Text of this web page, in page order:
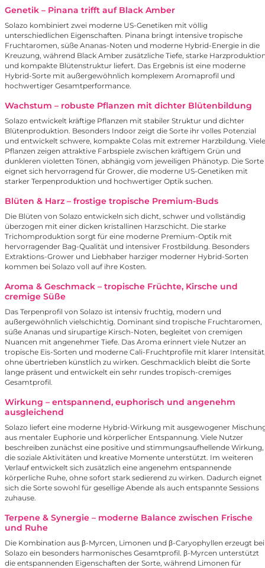
Genetik – Pinana trifft auf Black Amber
Solazo kombiniert zwei moderne US-Genetiken mit völlig
unterschiedlichen Eigenschaften. Pinana bringt intensive tropische
Fruchtaromen, süße Ananas-Noten und moderne Hybrid-Energie in die
Kreuzung, während Black Amber zusätzliche Tiefe, starke
und kompakte Blütenstruktur liefert. Das Ergebnis ist eine moderne
Hybrid-Sorte mit außergewöhnlich komplexem Aromaprofil und
hochwertiger Gesamtperformance.
Wachstum – robuste Pflanzen mit dichter Blütenbildung
Solazo entwickelt kräftige Pflanzen mit stabiler Struktur und dichter
Blütenproduktion. Besonders Indoor zeigt die Sorte ihr volles Potenzial
und entwickelt schwere, kompakte Colas mit extremer Harzbildung. Viele
Pflanzen zeigen attraktive Farbspiele zwischen kräftigem Grün und
dunkleren violetten Tönen, abhängig vom jeweiligen Phänotyp. Die Sorte
eignet sich hervorragend für Grower, die moderne US-Genetiken mit
starker Terpenproduktion und hochwertiger Optik suchen.
Blüten & Harz – frostige tropische Premium-Buds
Die Blüten von Solazo entwickeln sich dicht, schwer und vollständig
überzogen mit einer dicken kristallinen Harzschicht. Die starke
Trichomproduktion sorgt für eine moderne Premium-Optik mit
hervorragender Bag-Qualität und intensiver Frostbildung. Besonders
Extraktions-Grower und Liebhaber harziger moderner Hybrid-Sorten
kommen bei Solazo voll auf ihre Kosten.
Aroma & Geschmack – tropische Früchte, Kirsche und
cremige Süße
Das Terpenprofil von Solazo ist intensiv fruchtig, modern und
außergewöhnlich vielschichtig. Dominant sind tropische Fruchtaromen,
süße Ananas und sirupartige Kirsch-Noten, begleitet von cremigen
Nuancen mit angenehmer Tiefe. Das Aroma erinnert viele Nutzer an
tropische Eis-Sorten und moderne Cali-Fruchtprofile mit klarer
ohne übertrieben künstlich zu wirken. Geschmacklich bleibt die Sorte
lange präsent und entwickelt ein sehr rundes tropisch-cremiges
Gesamtprofil.
Wirkung – entspannend, euphorisch und angenehm
ausgleichend
Solazo liefert eine moderne Hybrid-Wirkung mit ausgewogener
aus mentaler Euphorie und körperlicher Entspannung. Viele Nutzer
beschreiben zunächst eine positive und stimmungsaufhellende Wirkung,
die soziale Aktivitäten und kreative Momente unterstützt. Im weiteren
Verlauf entwickelt sich zusätzlich eine angenehm entspannende
körperliche Ruhe, ohne sofort stark sedierend zu wirken. Dadurch eignet
sich die Sorte sowohl für gesellige Abende als auch entspannte Sessions
zuhause.
Terpene & Synergie – moderne Balance zwischen Frische
und Ruhe
Die Kombination aus β-Myrcen, Limonen und β-Caryophyllen erzeugt bei
Solazo ein besonders harmonisches Gesamtprofil. β-Myrcen unterstützt
die entspannenden Eigenschaften der Sorte, während Limonen für